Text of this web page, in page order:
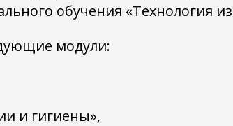
обучения «Технология
модули:
и гигиены»,